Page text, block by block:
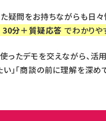
た疑問をお持ちながらも日
30分＋質疑応答 でわかりや
ったデモを交えながら、活
」「商談の前に理解を深